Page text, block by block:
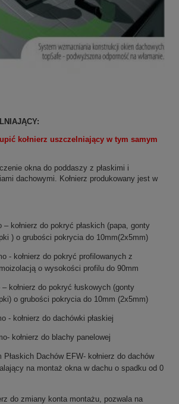
kołnierz uszczelniający w tym samym
okna do poddaszy z płaskimi i
dachowymi. Kołnierz produkowany jest w
– kołnierz do pokryć płaskich (papa, gonty
) o grubości pokrycia do 10mm(2x5mm)
- kołnierz do pokryć profilowanych z
o wysokości profilu do 90mm
– kołnierz do pokryć łuskowych (gonty
o grubości pokrycia do 10mm (2x5mm)
- kołnierz do dachówki płaskiej
kołnierz do blachy panelowej
Dachów EFW- kołnierz do dachów
na montaż okna w dachu o spadku od 0
do zmiany konta montażu, pozwala na